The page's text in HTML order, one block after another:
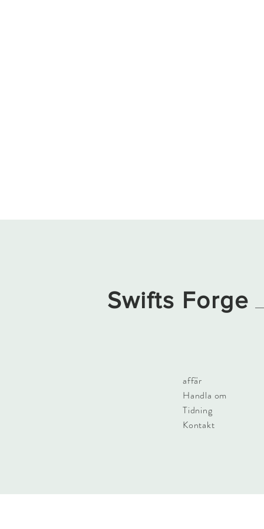
Swifts Forge
affär
Handla om
Tidning
Kontakt